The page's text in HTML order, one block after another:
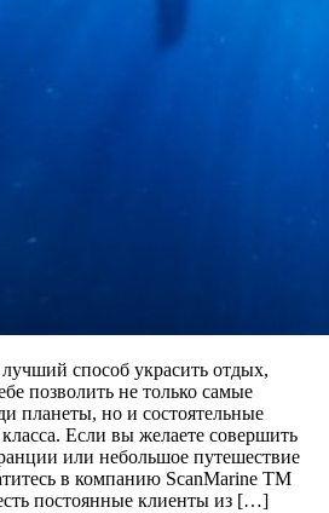
способ украсить отдых,
позволить не только самые
планеты, но и состоятельные
Если вы желаете совершить
или небольшое путешествие
в компанию ScanMarine TM
постоянные клиенты из […]